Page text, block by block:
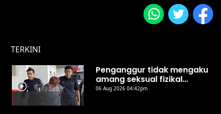
TERKINI
Penganggur tidak mengaku
amang seksual fizikal
remaja perempuan di hotel
06 Aug 2026 04:42pm